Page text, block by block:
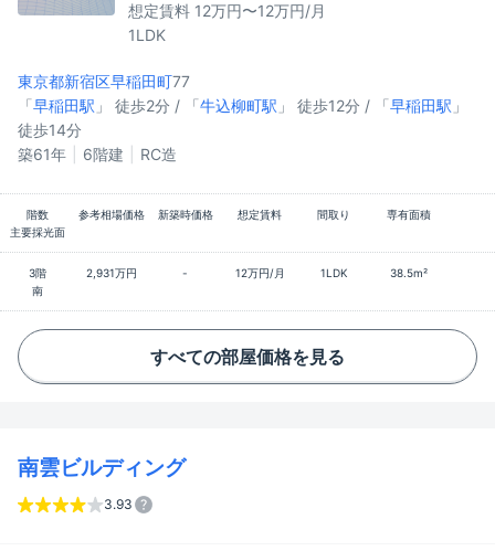
想定賃料 12万円〜12万円/月
1LDK
東京都新宿区早稲田町77
「早稲田駅 」 徒歩2分 / 「牛込柳町駅 」 徒歩12分 / 「早稲田駅 」
徒歩14分
築61年
6階建 RC造
階数 参考相場価格 新築時価格 想定賃料 間取り
専有面積
主要採光面
3階 2,931万円 - 12万円/月 1LDK
38.5m²
南
すべての部屋価格を見る
南雲ビルディング
3.93